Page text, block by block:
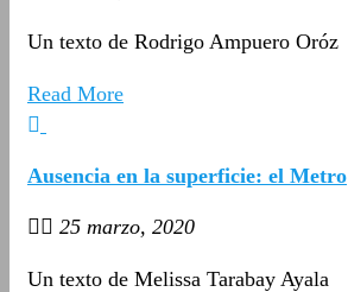
Un texto de Rodrigo Ampuero Oróz
Read More
Ausencia en la superficie: el Metro
25 marzo, 2020
Un texto de Melissa Tarabay Ayala